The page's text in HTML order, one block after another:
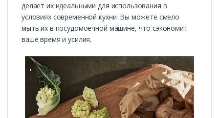
делает их идеальными для использования в
условиях современной кухни. Вы можете смело
мыть их в посудомоечной машине, что сэкономит
ваше время и усилия.